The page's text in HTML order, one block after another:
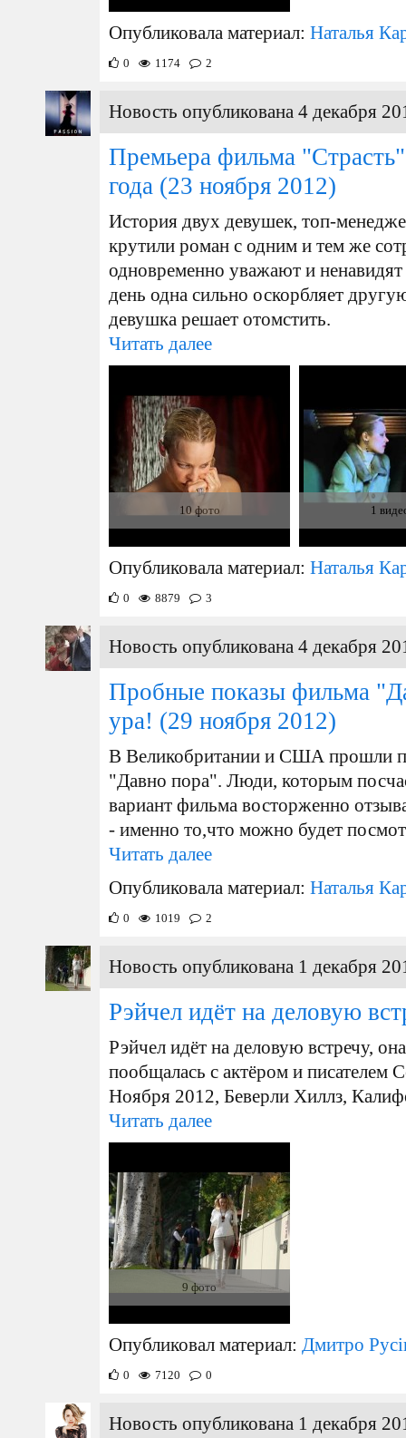
Опубликовала материал: Наталья
0 1174 2
Новость опубликована 4 декабря
Премьера фильма
года (23 ноября 2012)
История двух девушек, топ-
крутили роман с одним и тем же
одновременно уважают и
день одна сильно оскорбляет
девушка решает отомстить.
Читать далее
10 фото 1
Опубликовала материал: Наталья
0 8879 3
Новость опубликована 4 декабря
Пробные показы фильма
ура! (29 ноября 2012)
В Великобритании и США прошли
"Давно пора". Люди, которым
вариант фильма восторженно
- именно то,что можно будет
Читать далее
Опубликовала материал: Наталья
0 1019 2
Новость опубликована 1 декабря
Рэйчел идёт на деловую
Рэйчел идёт на деловую встречу,
пообщалась с актёром и
Ноября 2012, Беверли Хиллз,
Читать далее
9 фото
Опубликовал материал: Дмитро
0 7120 0
Новость опубликована 1 декабря